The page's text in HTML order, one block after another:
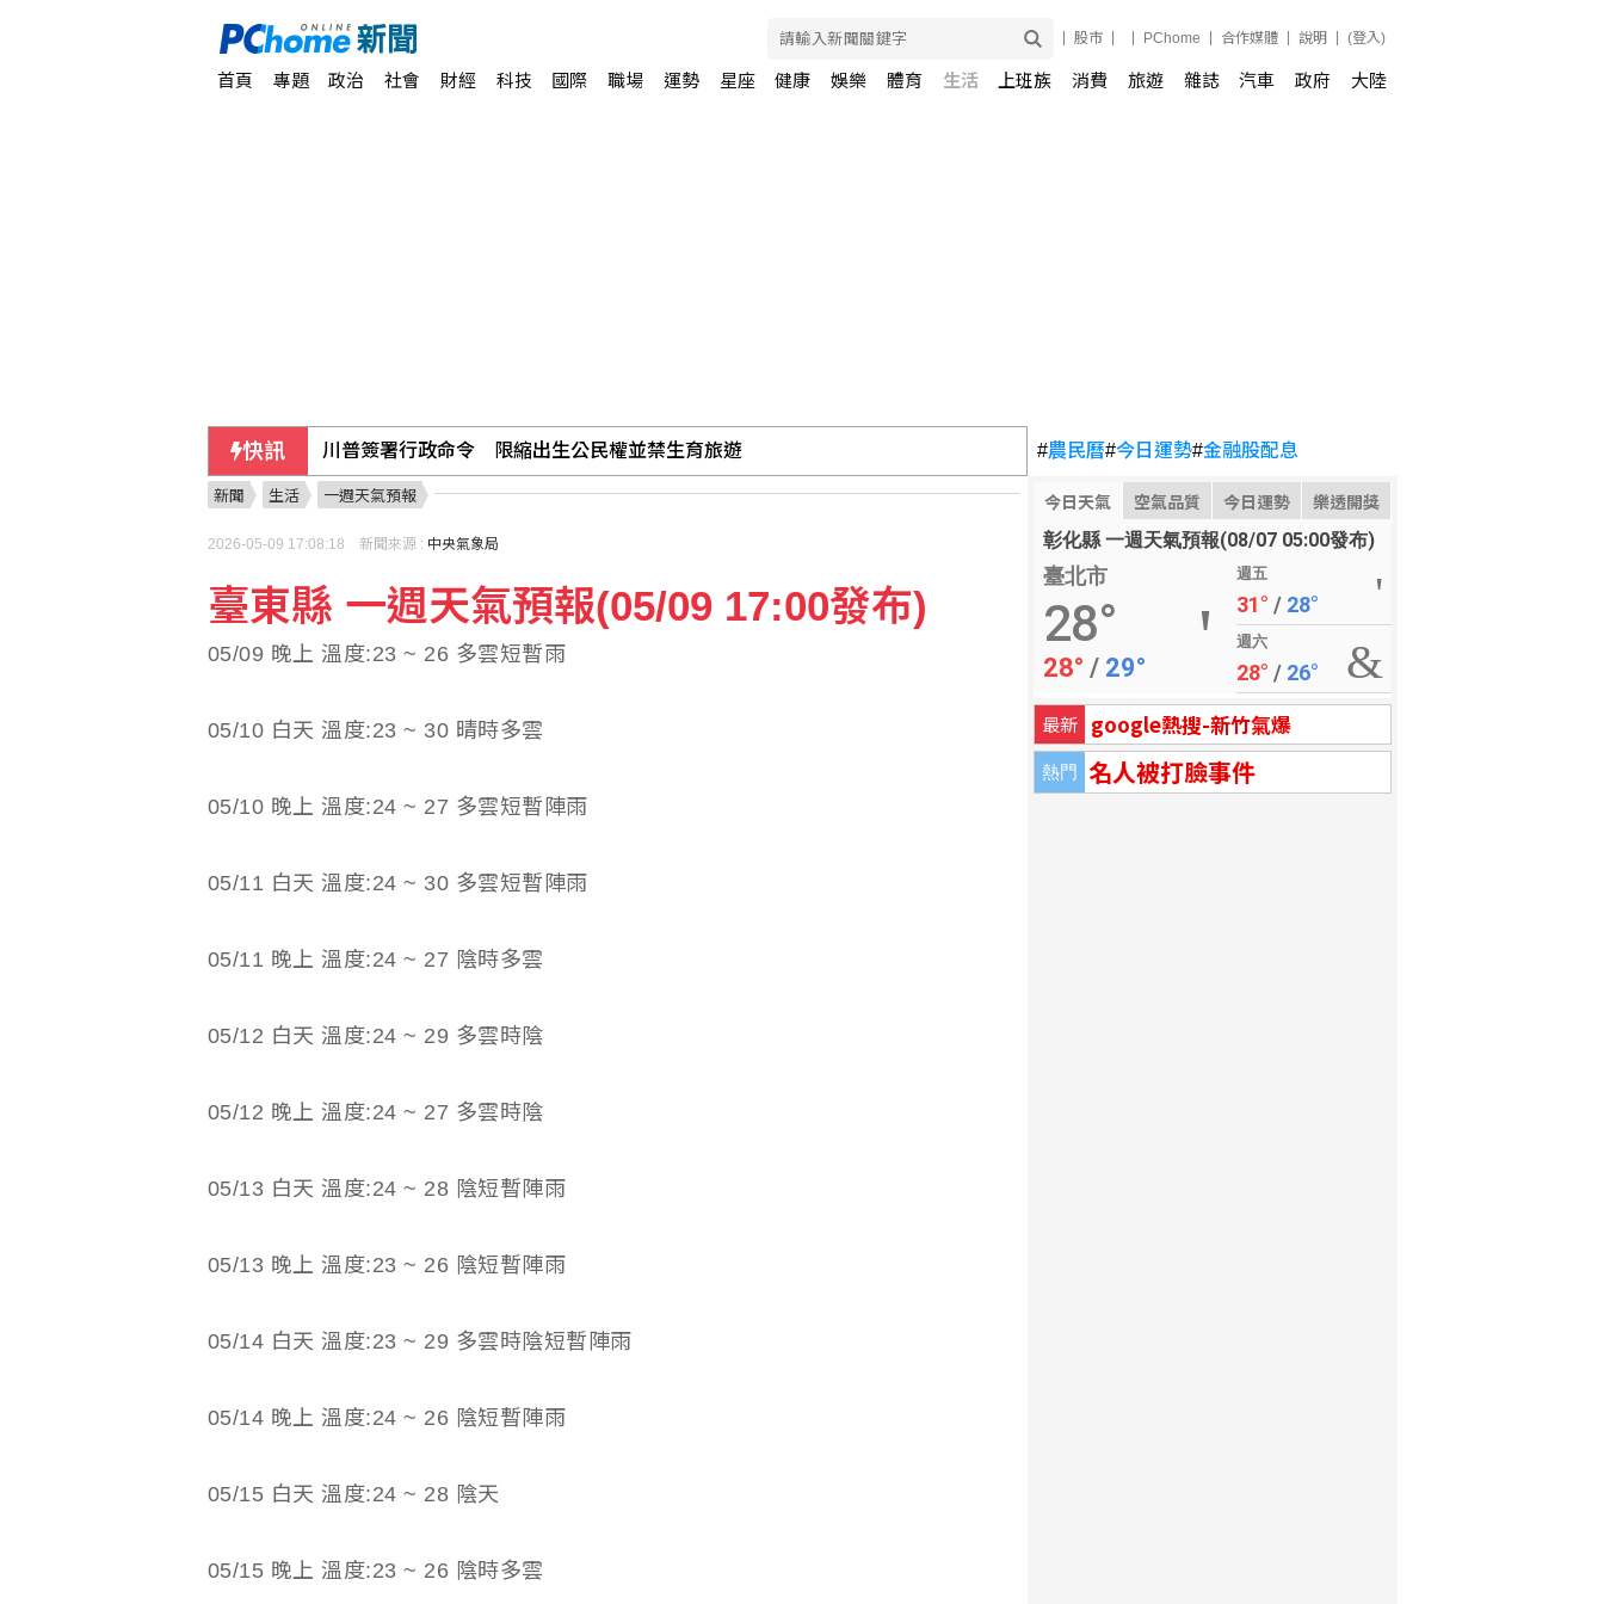
股市 PChome 合作媒體 說明 (登入)
首頁 專題 政治 社會 財經 科技 國際 職場 運勢 星座 健康 娛樂 體育 生活 上班族 消費 旅遊 雜誌 汽車 政府 大陸
快訊 川普簽署行政命令 限縮出生公民權並禁生育旅遊 #農民曆#今日運勢#金融股配息
今日天氣 空氣品質 今日運勢 樂透開獎
彰化縣 一週天氣預報(08/07 05:00發布)
臺北市
28°
28° / 29°
週五
31° / 28°
週六
28° / 26°
最新 google熱搜-新竹氣爆
熱門 名人被打臉事件
新聞 生活 一週天氣預報
2026-05-09 17:08:18 新聞來源 : 中央氣象局
臺東縣 一週天氣預報(05/09 17:00發布)
05/09 晚上 溫度:23 ~ 26 多雲短暫雨
05/10 白天 溫度:23 ~ 30 晴時多雲
05/10 晚上 溫度:24 ~ 27 多雲短暫陣雨
05/11 白天 溫度:24 ~ 30 多雲短暫陣雨
05/11 晚上 溫度:24 ~ 27 陰時多雲
05/12 白天 溫度:24 ~ 29 多雲時陰
05/12 晚上 溫度:24 ~ 27 多雲時陰
05/13 白天 溫度:24 ~ 28 陰短暫陣雨
05/13 晚上 溫度:23 ~ 26 陰短暫陣雨
05/14 白天 溫度:23 ~ 29 多雲時陰短暫陣雨
05/14 晚上 溫度:24 ~ 26 陰短暫陣雨
05/15 白天 溫度:24 ~ 28 陰天
05/15 晚上 溫度:23 ~ 26 陰時多雲